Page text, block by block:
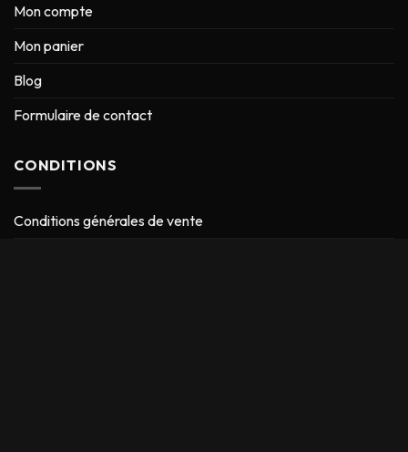
Mon compte
Mon panier
Blog
Formulaire de contact
CONDITIONS
Conditions générales de vente